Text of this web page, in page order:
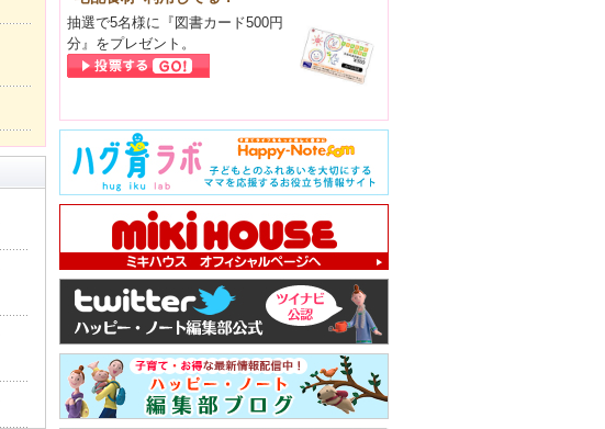
抽選で5名様に『図書カード500円
分』をプレゼント。